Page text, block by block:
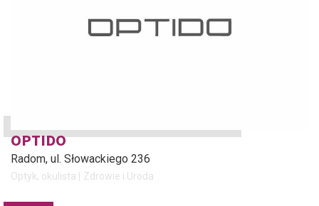
OPTIDO
Radom, ul. Słowackiego 236
Optyk, okulista Zdrowie i Uroda